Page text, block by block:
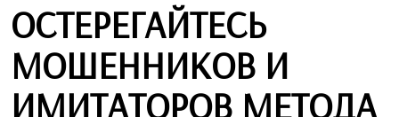
ОСТЕРЕГАЙТЕСЬ
МОШЕННИКОВ И
ИМИТАТОРОВ МЕТОДА